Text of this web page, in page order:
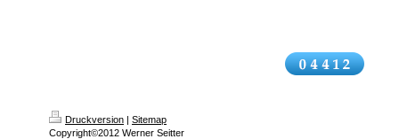
Druckversion | Sitemap
Copyright©2012 Werner Seitter